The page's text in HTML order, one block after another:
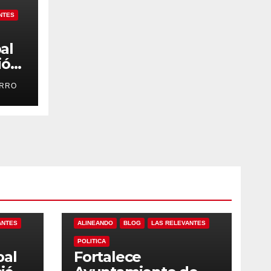
ALINEANDO BLOG LAS RELEVANTES
POLITICA
Fortalece